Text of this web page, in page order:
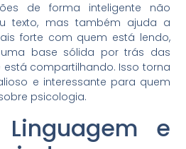
de forma inteligente não
texto, mas também ajuda a
forte com quem está lendo,
base sólida por trás das
compartilhando. Isso torna
e interessante para quem
psicologia.
e